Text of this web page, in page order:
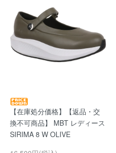
【在庫処分価格】【返品・交
換不可商品】 MBT レディース
SIRIMA 8 W OLIVE